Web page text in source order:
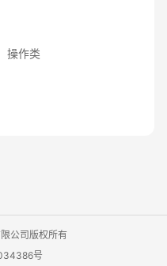
操作类
公司版权所有
号